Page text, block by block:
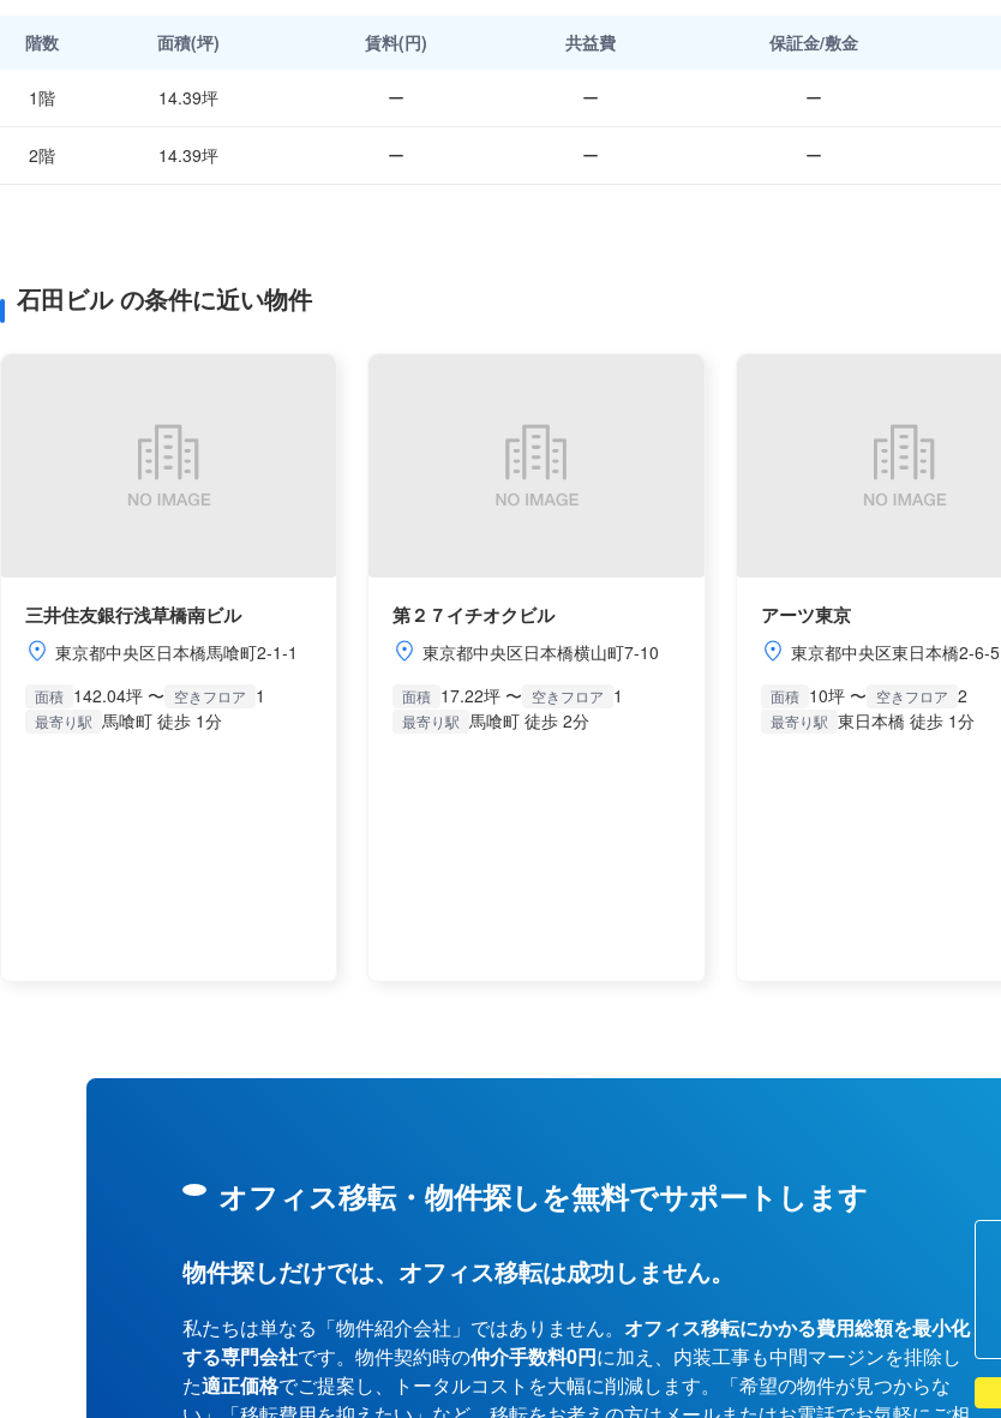
階数 面積(坪) 賃料(円) 共益費 保証金/敷金
1階 14.39坪 ー ー ー
2階 14.39坪 ー ー ー
石田ビル の条件に近い物件
三井住友銀行浅草橋南ビル
東京都中央区日本橋馬喰町2-1-1
面積 142.04坪 〜 空きフロア 1
最寄り駅 馬喰町 徒歩 1分
第２７イチオクビル
東京都中央区日本橋横山町7-10
面積 17.22坪 〜 空きフロア 1
最寄り駅 馬喰町 徒歩 2分
アーツ東京
東京都中央区東日本橋2-6-5
面積 10坪 〜 空きフロア 2
最寄り駅 東日本橋 徒歩 1分
オフィス移転・物件探しを無料でサポートします
物件探しだけでは、オフィス移転は成功しません。
私たちは単なる「物件紹介会社」ではありません。 オフィス移転にかかる費用総額を最小化
する専門会社です。物件契約時の仲介手数料0円に加え、内装工事も中間マージンを排除し
た適正価格でご提案し、トータルコストを大幅に削減します。「希望の物件が見つからな